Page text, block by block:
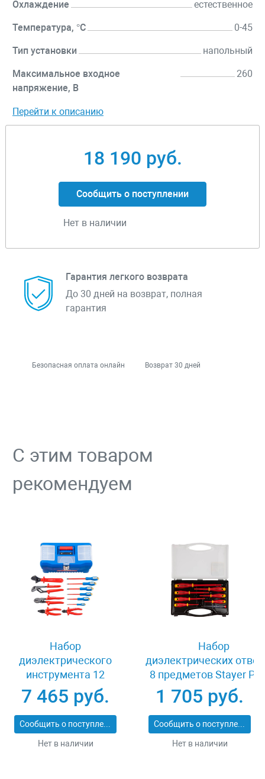
Охлаждение естественное
Температура, °C 0-45
Тип установки напольный
Максимальное входное
напряжение, В
260
Перейти к описанию
18 190 руб.
Сообщить о поступлении
Нет в наличии
Гарантия легкого возврата
До 30 дней на возврат, полная
гарантия
Безопасная оплата онлайн Возврат 30 дней
С этим товаром
рекомендуем
Набор
диэлектрического
инструмента 12
предметов Зубр
ПРОФИ ЭЛЕКТРИК
2214-H12_z01
7 465 руб.
Сообщить о поступлении
Нет в наличии
Набор
диэлектрических
8 предметов Stayer
ELECTRO 25145-
1 705 руб.
Сообщить о поступлении
Нет в наличии